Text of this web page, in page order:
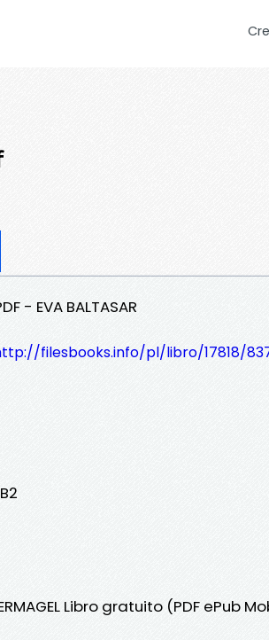
- EVA BALTASAR
filesbooks.info/pl/libro/17818/
Libro gratuito (PDF ePub